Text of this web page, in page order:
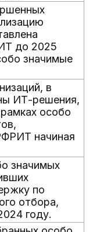
до 2025
значимые
в
ИТ-решения,
особо
начиная
значимых
по
отбора,
году.